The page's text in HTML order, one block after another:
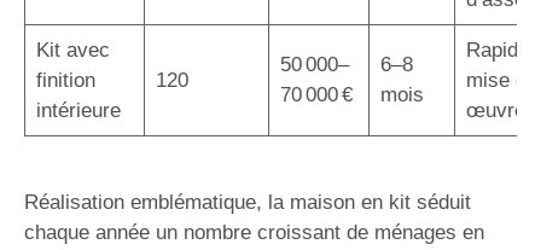
Kit avec
finition
intérieure
120
50 000–
70 000 €
6–8
mois
mise en
œuvre
Réalisation emblématique, la maison en kit séduit
chaque année un nombre croissant de ménages en